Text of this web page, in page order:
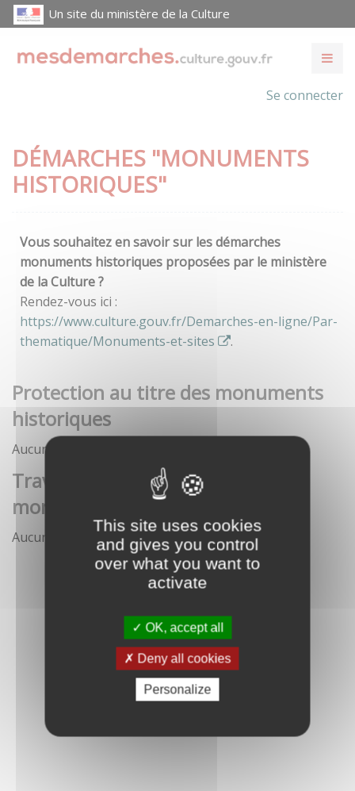
This site uses cookies
and gives you control
over what you want to
activate
OK, accept all
Deny all cookies
Personalize
Un site du ministère de la Culture
Se connecter
DÉMARCHES "MONUMENTS
HISTORIQUES"
Vous souhaitez en savoir sur les démarches
monuments historiques proposées par le ministère
de la Culture ?
Rendez-vous ici :
https://www.culture.gouv.fr/Demarches-en-ligne/Par-
thematique/Monuments-et-sites
.
Protection au titre des monuments
historiques
Aucune démarche pour le moment
Travaux et interventions sur
monument historique
Aucune démarche pour le moment